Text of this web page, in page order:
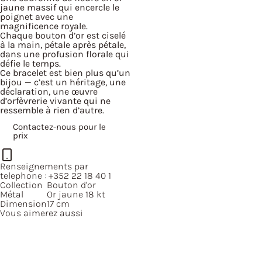
jaune massif qui encercle le
poignet avec une
magnificence royale.
Chaque bouton d’or est ciselé
à la main, pétale après pétale,
dans une profusion florale qui
défie le temps.
Ce bracelet est bien plus qu’un
bijou — c’est un héritage, une
déclaration, une œuvre
d’orfèvrerie vivante qui ne
ressemble à rien d’autre.
Contactez-nous pour le
prix
Renseignements par
telephone : +352 22 18 40 1
Collection Bouton d'or
Métal
Or jaune 18 kt
Dimension17 cm
Vous aimerez aussi